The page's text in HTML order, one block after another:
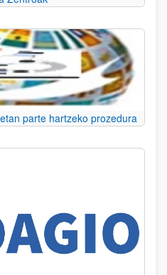
parte hartzeko prozedura